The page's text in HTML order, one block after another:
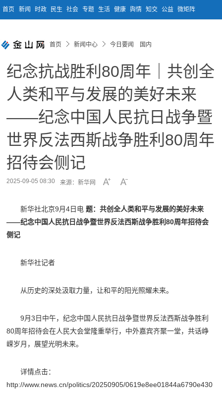
首页 新闻 时政 民生 社会 专题 生活 健康 舆情 知交 公益 微矩阵
首页 新闻中心 今日要闻 国内
纪念抗战胜利80周年｜共创全
人类和平与发展的美好未来
——纪念中国人民抗日战争暨
世界反法西斯战争胜利80周年
招待会侧记
2025-09-05 08:30 来源：新华网
新华社北京9月4日电题：共创全人类和平与发展的美好未来
——纪念中国人民抗日战争暨世界反法西斯战争胜利80周年招待会
侧记
新华社记者
从历史的深处汲取力量，让和平的阳光照耀未来。
9月3日中午，纪念中国人民抗日战争暨世界反法西斯战争胜利
80周年招待会在人民大会堂隆重举行，中外嘉宾齐聚一堂，共话峥
嵘岁月，展望光明未来。
详情点击：
http://www.news.cn/politics/20250905/0619e8ee01844a6790e430